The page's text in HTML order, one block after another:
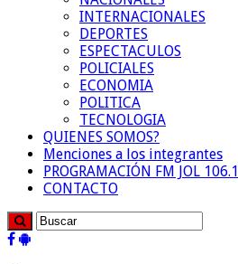
INTERNACIONALES
DEPORTES
ESPECTACULOS
POLICIALES
ECONOMIA
POLITICA
TECNOLOGIA
QUIENES SOMOS?
Menciones a los integrantes
PROGRAMACIÓN FM JOL 106.1
CONTACTO